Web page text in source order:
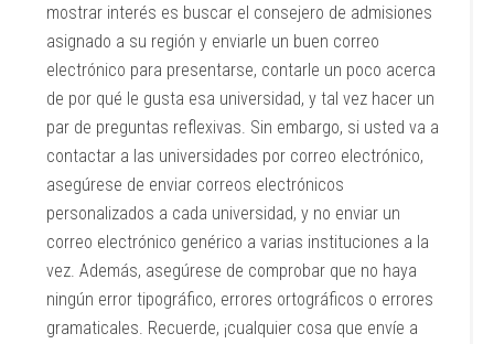
mostrar interés es buscar el consejero de admisiones
asignado a su región y enviarle un buen correo
electrónico para presentarse, contarle un poco acerca
de por qué le gusta esa universidad, y tal vez hacer un
par de preguntas reflexivas. Sin embargo, si usted va a
contactar a las universidades por correo electrónico,
asegúrese de enviar correos electrónicos
personalizados a cada universidad, y no enviar un
correo electrónico genérico a varias instituciones a la
vez. Además, asegúrese de comprobar que no haya
ningún error tipográfico, errores ortográficos o errores
gramaticales. Recuerde, ¡cualquier cosa que envíe a